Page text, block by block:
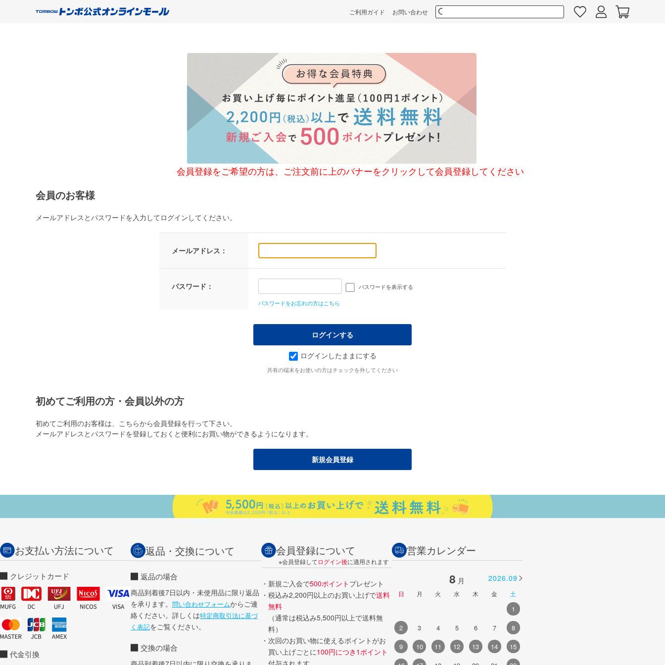
ご利用ガイド お問い合わせ
会員登録をご希望の方は、ご注文前に上のバナーをクリックして会員登録してください
会員のお客様
メールアドレスとパスワードを入力してログインしてください。
メールアドレス：
パスワード： パスワードを表示する
パスワードをお忘れの方はこちら
ログインしたままにする
共有の端末をお使いの方はチェックを外してください
初めてご利用の方・会員以外の方
初めてご利用のお客様は、こちらから会員登録を行って下さい。
メールアドレスとパスワードを登録しておくと便利にお買い物ができるようになります。
お支払い方法について
クレジットカード
代金引換
返品・交換について
返品の場合
商品到着後7日以内・未使用品に限り返品
を承ります。 問い合わせフォームからご連
絡ください。詳しくは特定商取引法に基づ
く表記をご覧ください。
交換の場合
会員登録について
※会員登録してログイン後に適用されます
・新規ご入会で500ポイント プレゼント
・税込み2,200円以上のお買い上げで送料
無料
（通常は税込み5,500円以上で送料無
料）
・次回のお買い物に使えるポイントがお
買い上げごとに100円につき1ポイント
付与されます。
営業カレンダー
8 月 2026.09
日 月 火 水 木 金 土
1
2
3 4 5 6 7
8
9
10 11 12 13 14
15